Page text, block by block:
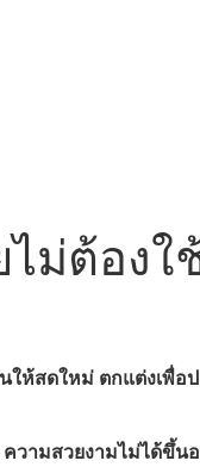
ม่ต้องใ
ให้สดใหม่ ตกแต่งเพื่อ
ความสวยงามไม่ได้ขึ้น